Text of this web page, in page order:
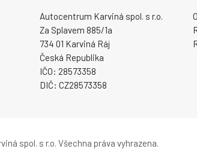
Autocentrum Karviná spol. s r.o.
Za Splavem 885/1a
734 01 Karviná Ráj
Česká Republika
IČO: 28573358
DIČ: CZ28573358
spol. s r.o. Všechna práva vyhrazena.